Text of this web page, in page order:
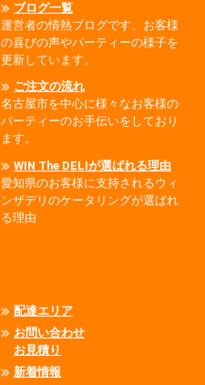
ブログ一覧
運営者の情熱ブログです、お客様
の喜びの声やパーティーの様子を
更新しています。
ご注文の流れ
名古屋市を中心に様々なお客様の
パーティーのお手伝いをしており
ます。
WIN The DELIが選ばれる理由
愛知県のお客様に支持されるウィ
ンザデリのケータリングが選ばれ
る理由
配達エリア
お問い合わせ
お見積り
新着情報